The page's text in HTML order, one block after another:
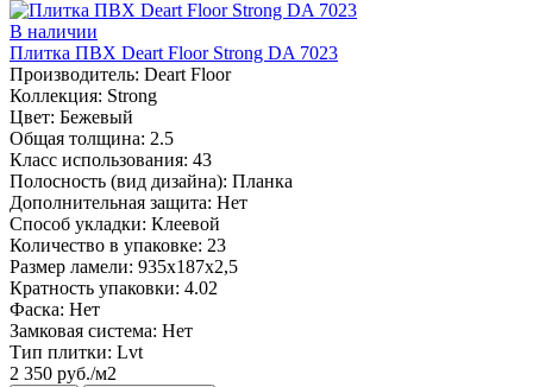
В наличии
Плитка ПВХ Deart Floor Strong DA 7023
Производитель: Deart Floor
Коллекция: Strong
Цвет: Бежевый
Общая толщина: 2.5
Класс использования: 43
Полосность (вид дизайна): Планка
Дополнительная защита: Нет
Способ укладки: Клеевой
Количество в упаковке: 23
Размер ламели: 935х187х2,5
Кратность упаковки: 4.02
Фаска: Нет
Замковая система: Нет
Тип плитки: Lvt
2 350 руб./м2